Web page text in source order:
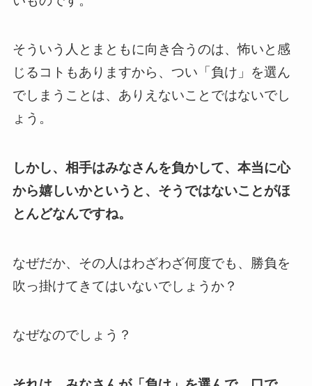
そういう人とまともに向き合うのは、怖いと感
じるコトもありますから、つい「負け」を選ん
でしまうことは、ありえないことではないでし
ょう。
しかし、相手はみなさんを負かして、本当に心
から嬉しいかというと、そうではないことがほ
とんどなんですね。
なぜだか、その人はわざわざ何度でも、勝負を
吹っ掛けてきてはいないでしょうか？
なぜなのでしょう？